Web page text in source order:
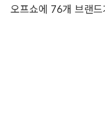
오프쇼에 76개 브랜